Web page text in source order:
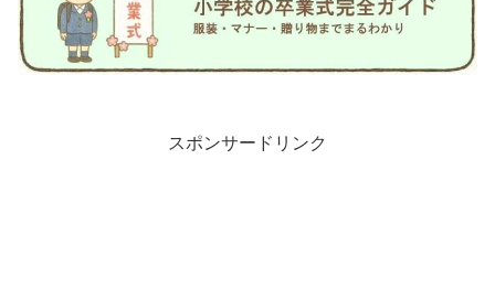
スポンサードリンク